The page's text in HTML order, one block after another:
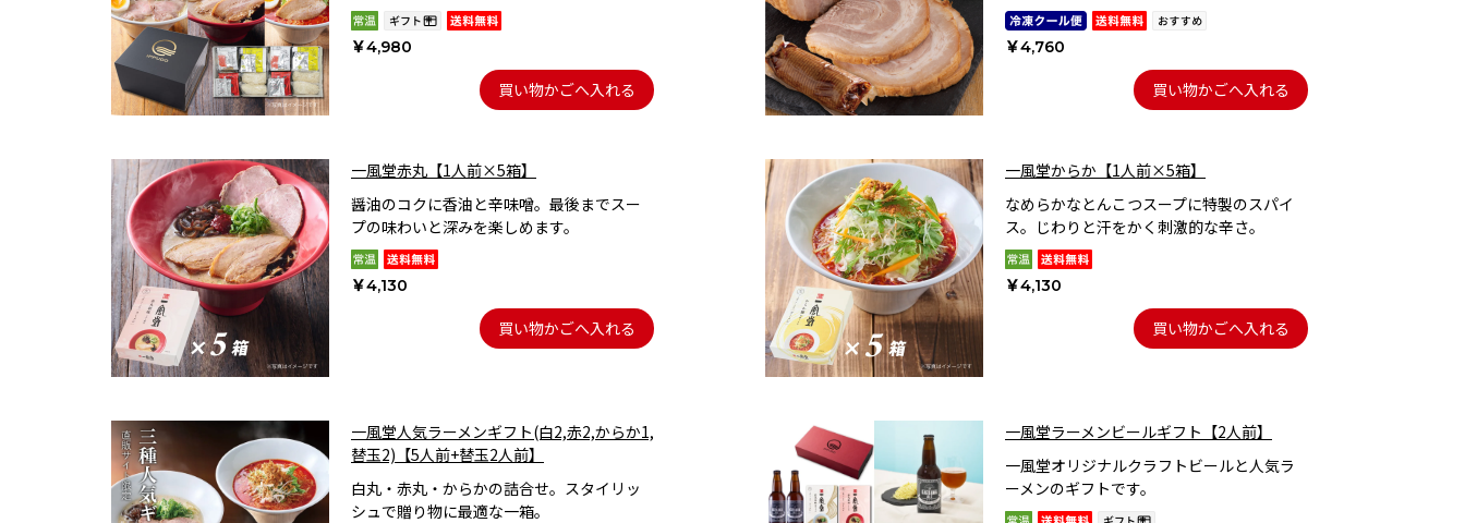
￥4,980
買い物かごへ入れる
￥4,760
買い物かごへ入れる
一風堂赤丸【1人前×5箱】
醤油のコクに香油と辛味噌。最後までスー
プの味わいと深みを楽しめます。
￥4,130
買い物かごへ入れる
一風堂からか【1人前×5箱】
なめらかなとんこつスープに特製のスパイ
ス。じわりと汗をかく刺激的な辛さ。
￥4,130
買い物かごへ入れる
一風堂人気ラーメンギフト(白2,赤2,からか1,
替玉2)【5人前+替玉2人前】
白丸・赤丸・からかの詰合せ。スタイリッ
シュで贈り物に最適な一箱。
一風堂ラーメンビールギフト【2人前】
一風堂オリジナルクラフトビールと人気ラ
ーメンのギフトです。